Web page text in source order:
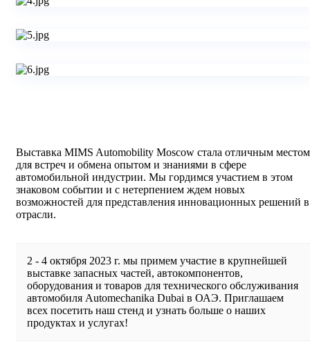
Выставка MIMS Automobility Moscow стала отличным местом
для встреч и обмена опытом и знаниями в сфере
автомобильной индустрии. Мы гордимся участием в этом
знаковом событии и с нетерпением ждем новых
возможностей для представления инновационных решений в
отрасли.
2 - 4 октября 2023 г. мы примем участие в крупнейшей
выставке запасных частей, автокомпонентов,
оборудования и товаров для технического обслуживания
автомобиля Automechanika Dubai в ОАЭ. Приглашаем
всех посетить наш стенд и узнать больше о наших
продуктах и услугах!